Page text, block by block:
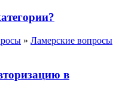
» Ламерские вопросы
в